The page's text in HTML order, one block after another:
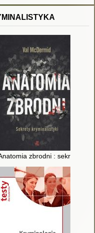
sprawy z Archiwum X
zbrodni : sekrety